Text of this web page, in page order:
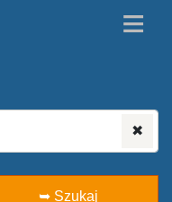
≡
✖
➥ Szukaj